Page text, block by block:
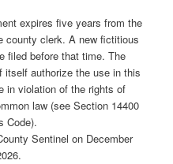
expires five years from the
county clerk. A new fictitious
filed before that time. The
authorize the use in this
in violation of the rights of
law (see Section 14400
Code).
Sentinel on December